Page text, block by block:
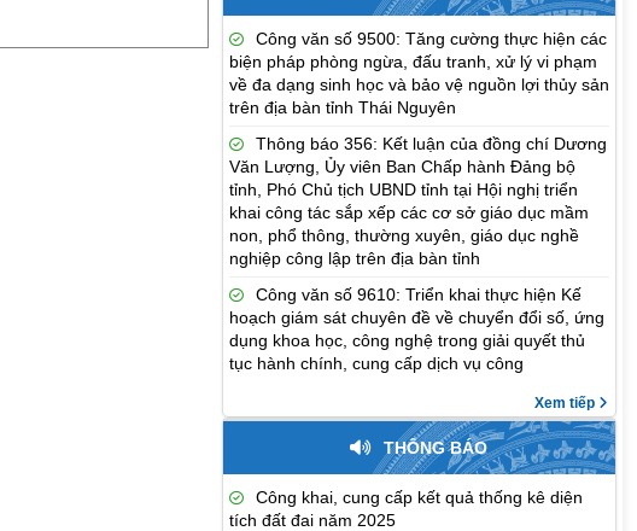
Công văn số 9500: Tăng cường thực hiện các
biện pháp phòng ngừa, đấu tranh, xử lý vi phạm
về đa dạng sinh học và bảo vệ nguồn lợi thủy sản
trên địa bàn tỉnh Thái Nguyên
Thông báo 356: Kết luận của đồng chí Dương
Văn Lượng, Ủy viên Ban Chấp hành Đảng bộ
tỉnh, Phó Chủ tịch UBND tỉnh tại Hội nghị triển
khai công tác sắp xếp các cơ sở giáo dục mầm
non, phổ thông, thường xuyên, giáo dục nghề
nghiệp công lập trên địa bàn tỉnh
Công văn số 9610: Triển khai thực hiện Kế
hoạch giám sát chuyên đề về chuyển đổi số, ứng
dụng khoa học, công nghệ trong giải quyết thủ
tục hành chính, cung cấp dịch vụ công
Xem tiếp
THÔNG BÁO
Công khai, cung cấp kết quả thống kê diện
tích đất đai năm 2025